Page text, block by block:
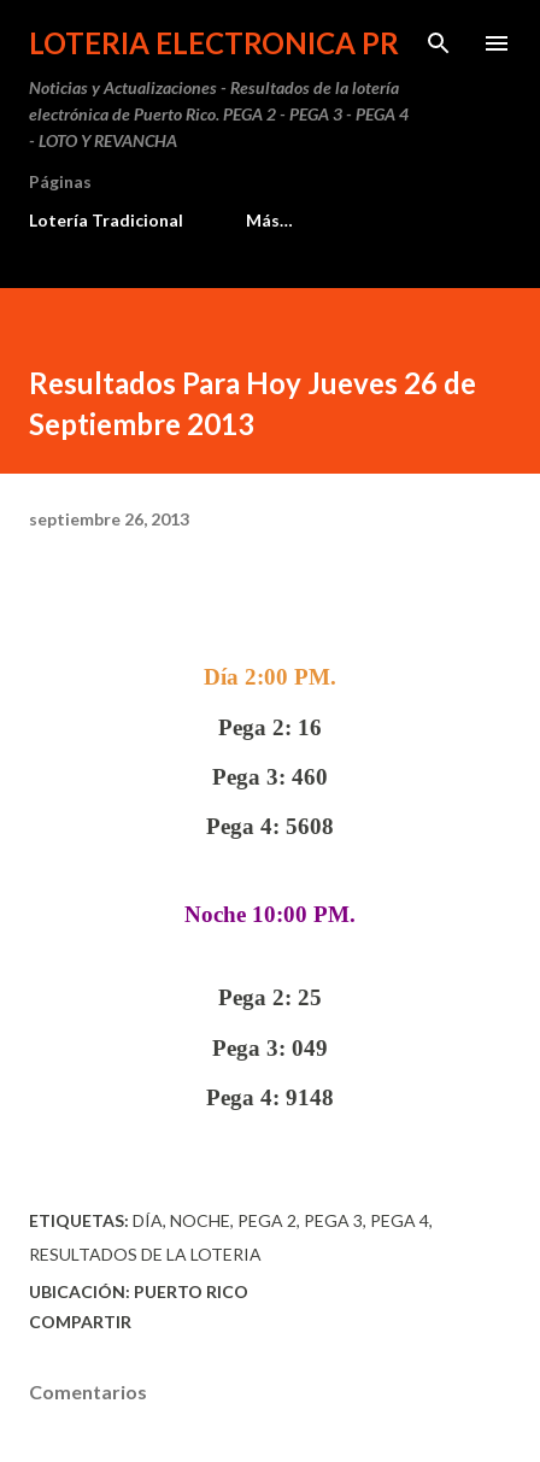
Ir al contenido principal
LOTERIA ELECTRONICA PR
Noticias y Actualizaciones - Resultados de la lotería
electrónica de Puerto Rico. PEGA 2 - PEGA 3 - PEGA 4
- LOTO Y REVANCHA
Páginas
Lotería Tradicional
Más…
Resultados Para Hoy Jueves 26 de
Septiembre 2013
septiembre 26, 2013
Día 2:00 PM.
Pega 2: 16
Pega 3: 460
Pega 4: 5608
Noche 10:00 PM.
Pega 2: 25
Pega 3: 049
Pega 4: 9148
ETIQUETAS: DÍA NOCHE PEGA 2 PEGA 3 PEGA 4
RESULTADOS DE LA LOTERIA
UBICACIÓN: PUERTO RICO
COMPARTIR
Comentarios